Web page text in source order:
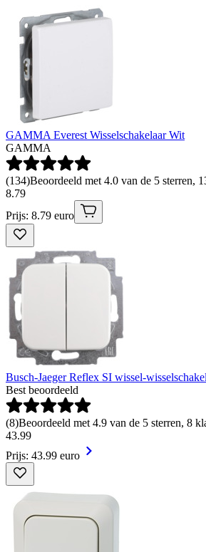
GAMMA Everest Wisselschakelaar Wit
GAMMA
(134)Beoordeeld met 4.0 van de 5 sterren,
8.79
Prijs: 8.79 euro
Busch-Jaeger Reflex SI wissel-
Best beoordeeld
(8)Beoordeeld met 4.9 van de 5 sterren, 8
43.99
Prijs: 43.99 euro